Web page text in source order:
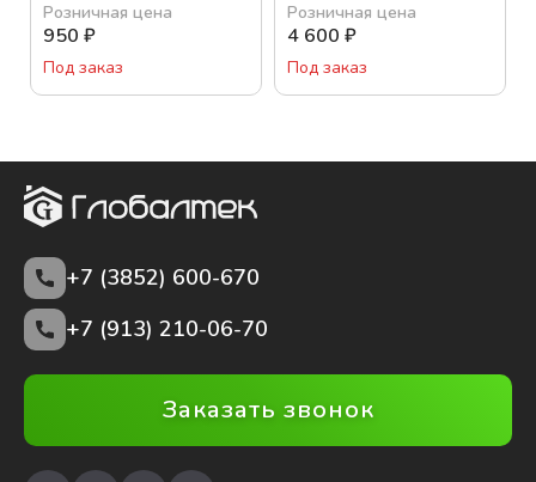
Розничная цена
950 ₽
Под заказ
Розничная цена
4 600 ₽
Под заказ
+7 (3852) 600-670
+7 (913) 210-06-70
Заказать звонок